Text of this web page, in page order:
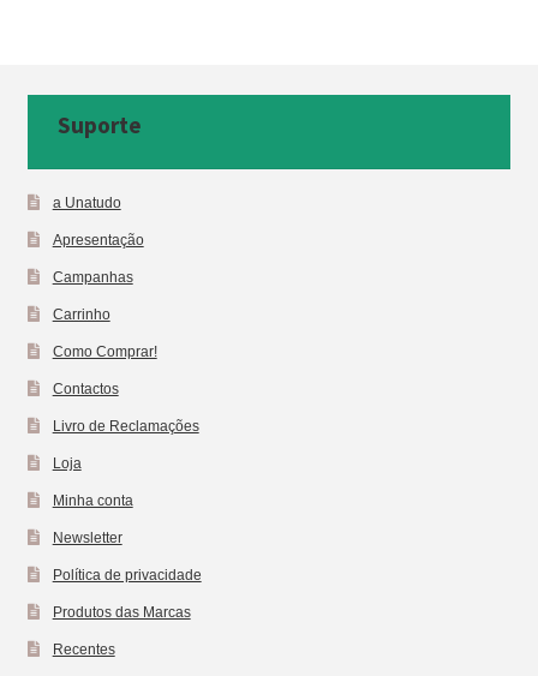
Suporte
a Unatudo
Apresentação
Campanhas
Carrinho
Como Comprar!
Contactos
Livro de Reclamações
Loja
Minha conta
Newsletter
Política de privacidade
Produtos das Marcas
Recentes